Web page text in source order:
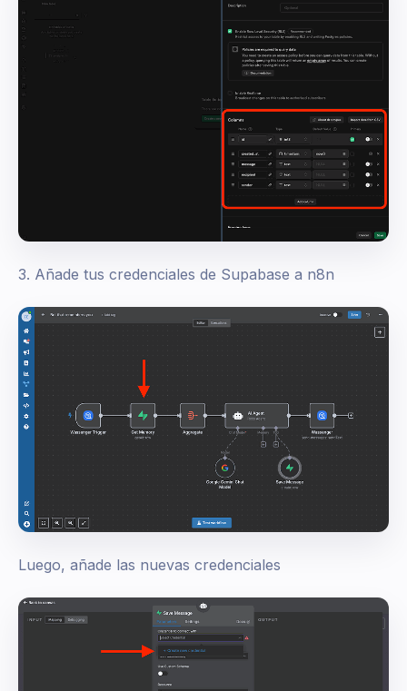
3. Añade tus credenciales de Supabase a n8n
Luego, añade las nuevas credenciales